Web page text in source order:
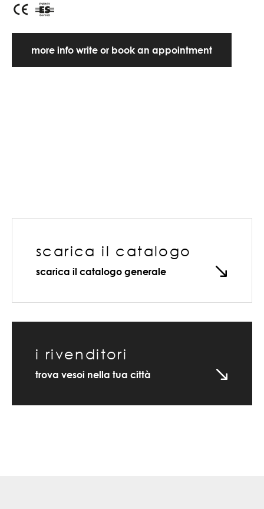
more info write or book an appointment
scarica il catalogo
scarica il catalogo generale
i rivenditori
trova vesoi nella tua città